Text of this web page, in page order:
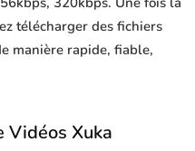
télécharger des fichiers
manière rapide, fiable,
Vidéos Xuka